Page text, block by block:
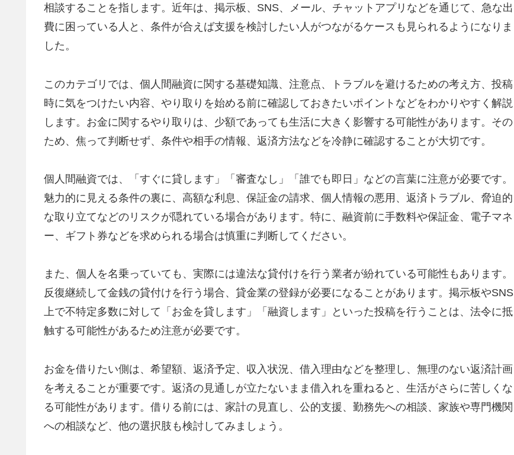
相談することを指します。近年は、掲示板、SNS、メール、チャットアプリなどを通じて、急な出
費に困っている人と、条件が合えば支援を検討したい人がつながるケースも見られるようになりま
した。
このカテゴリでは、個人間融資に関する基礎知識、注意点、トラブルを避けるための考え方、投稿
時に気をつけたい内容、やり取りを始める前に確認しておきたいポイントなどをわかりやすく解説
します。お金に関するやり取りは、少額であっても生活に大きく影響する可能性があります。その
ため、焦って判断せず、条件や相手の情報、返済方法などを冷静に確認することが大切です。
個人間融資では、「すぐに貸します」「審査なし」「誰でも即日」などの言葉に注意が必要です。
魅力的に見える条件の裏に、高額な利息、保証金の請求、個人情報の悪用、返済トラブル、脅迫的
な取り立てなどのリスクが隠れている場合があります。特に、融資前に手数料や保証金、電子マネ
ー、ギフト券などを求められる場合は慎重に判断してください。
また、個人を名乗っていても、実際には違法な貸付けを行う業者が紛れている可能性もあります。
反復継続して金銭の貸付けを行う場合、貸金業の登録が必要になることがあります。掲示板やSNS
上で不特定多数に対して「お金を貸します」「融資します」といった投稿を行うことは、法令に抵
触する可能性があるため注意が必要です。
お金を借りたい側は、希望額、返済予定、収入状況、借入理由などを整理し、無理のない返済計画
を考えることが重要です。返済の見通しが立たないまま借入れを重ねると、生活がさらに苦しくな
る可能性があります。借りる前には、家計の見直し、公的支援、勤務先への相談、家族や専門機関
への相談など、他の選択肢も検討してみましょう。